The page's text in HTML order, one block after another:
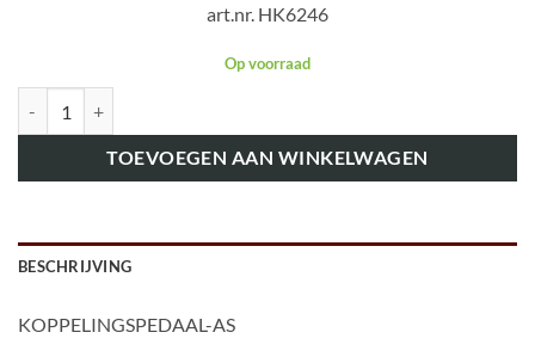
art.nr. HK6246
Op voorraad
TOEVOEGEN AAN WINKELWAGEN
BESCHRIJVING
KOPPELINGSPEDAAL-AS